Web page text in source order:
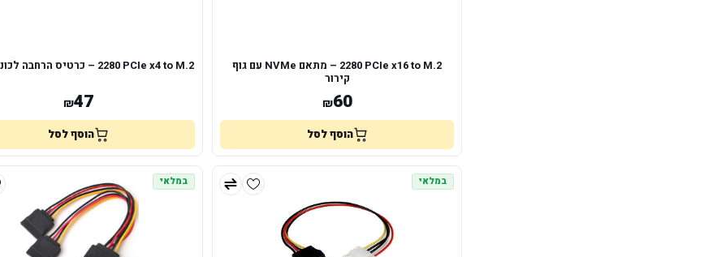
PCIe x16 to M.2 ‏2280 – מתאם NVMe עם גוף
קירור
₪60
הוסף לסל
PCIe x4 to M.2 ‏2280 – כרטיס הרחבה לכונן NVMe
₪47
הוסף לסל
במלאי במלאי